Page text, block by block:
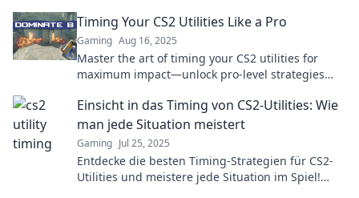
Timing Your CS2 Utilities Like a Pro
Gaming Aug 16, 2025
Master the art of timing your CS2 utilities for
maximum impact—unlock pro-level strategies
Einsicht in das Timing von CS2-Utilities: Wie
man jede Situation meistert
Gaming Jul 25, 2025
Entdecke die besten Timing-Strategien für CS2-
Utilities und meistere jede Situation im Spiel!